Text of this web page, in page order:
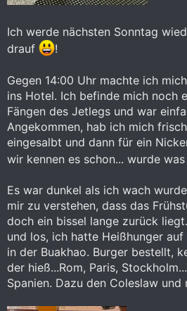
Ich werde nächsten Sonntag
drauf
!
Gegen 14:00 Uhr machte ich
ins Hotel. Ich befinde mich noch
Fängen des Jetlegs und war
Angekommen, hab ich mich
eingesalbt und dann für ein
wir kennen es schon... wurde was
Es war dunkel als ich wach
mir zu verstehen, dass das
doch ein bissel lange zurück
und los, ich hatte Heißhunger
in der Buakhao. Burger bestellt,
der hieß...Rom, Paris,
Spanien. Dazu den Coleslaw und